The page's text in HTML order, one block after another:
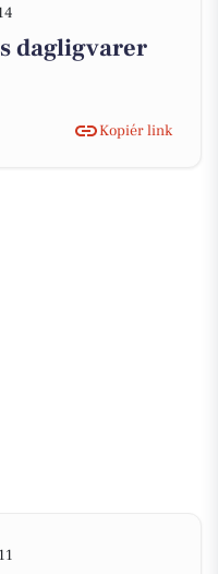
dagligvarer
Kopiér link